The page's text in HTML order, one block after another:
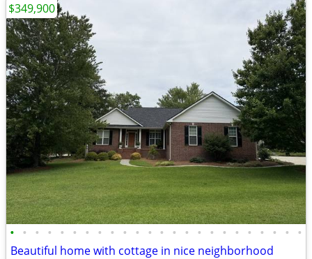
• • • • • • • • • • • • • • • • • • • • • • • •
Beautiful home with cottage in nice neighborhood
$349,900